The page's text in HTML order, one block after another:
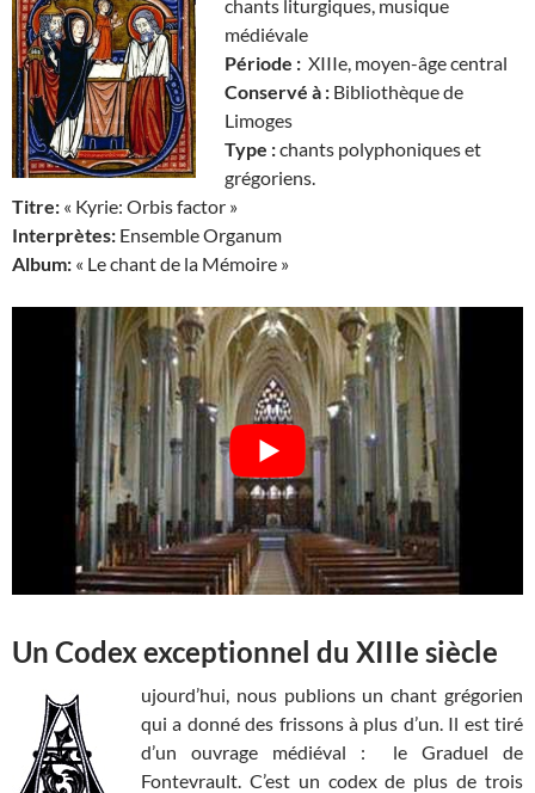
chants liturgiques, musique
médiévale
Période : XIIIe, moyen-âge central
Conservé à : Bibliothèque de
Limoges
Type :chants polyphoniques et
grégoriens.
Titre: « Kyrie: Orbis factor »
Interprètes: Ensemble Organum
Album: « Le chant de la Mémoire »
Un Codex exceptionnel du XIIIe siècle
ujourd’hui, nous publions un chant grégorien
qui a donné des frissons à plus d’un. Il est tiré
d’un ouvrage médiéval : le Graduel de
Fontevrault. C’est un codex de plus de trois